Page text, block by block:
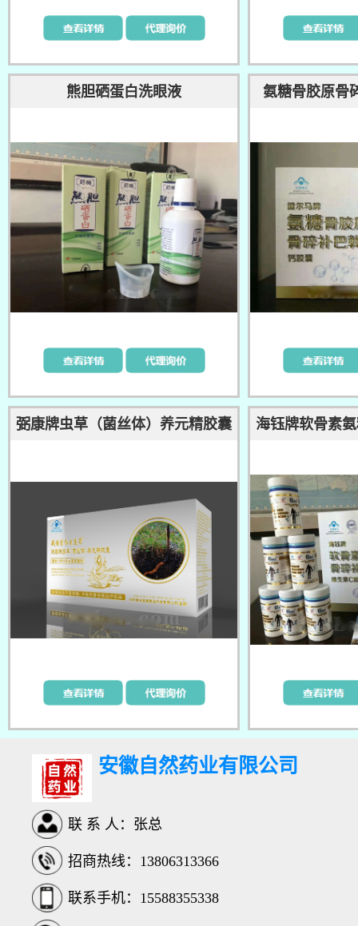
熊胆硒蛋白洗眼液 氨糖骨胶原骨
弼康牌虫草（菌丝体）养元精胶囊
海钰牌软骨素
安徽自然药业有限公司
联 系 人：张总
招商热线：13806313366
联系手机：15588355338